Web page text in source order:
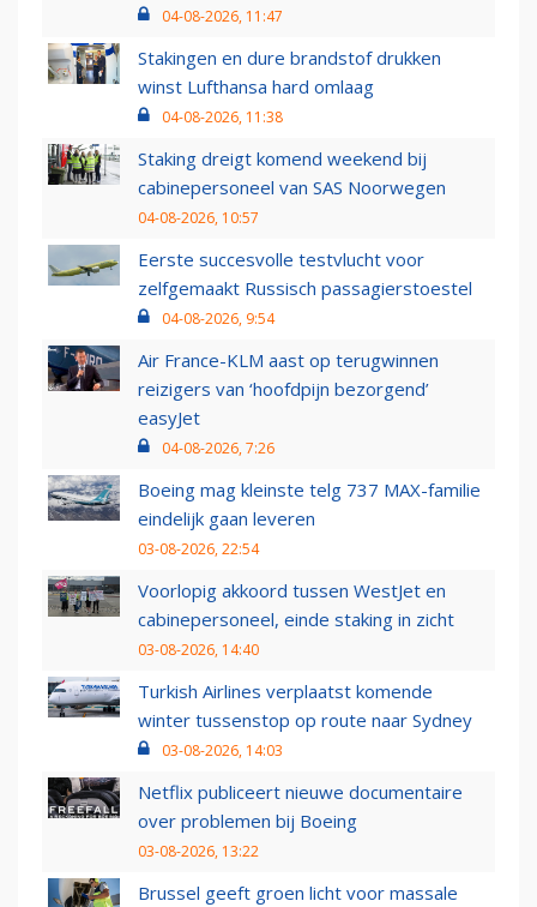
04-08-2026, 11:47
Stakingen en dure brandstof drukken
winst Lufthansa hard omlaag
04-08-2026, 11:38
Staking dreigt komend weekend bij
cabinepersoneel van SAS Noorwegen
04-08-2026, 10:57
Eerste succesvolle testvlucht voor
zelfgemaakt Russisch passagierstoestel
04-08-2026, 9:54
Air France-KLM aast op terugwinnen
reizigers van ‘hoofdpijn bezorgend’
easyJet
04-08-2026, 7:26
Boeing mag kleinste telg 737 MAX-familie
eindelijk gaan leveren
03-08-2026, 22:54
Voorlopig akkoord tussen WestJet en
cabinepersoneel, einde staking in zicht
03-08-2026, 14:40
Turkish Airlines verplaatst komende
winter tussenstop op route naar Sydney
03-08-2026, 14:03
Netflix publiceert nieuwe documentaire
over problemen bij Boeing
03-08-2026, 13:22
Brussel geeft groen licht voor massale